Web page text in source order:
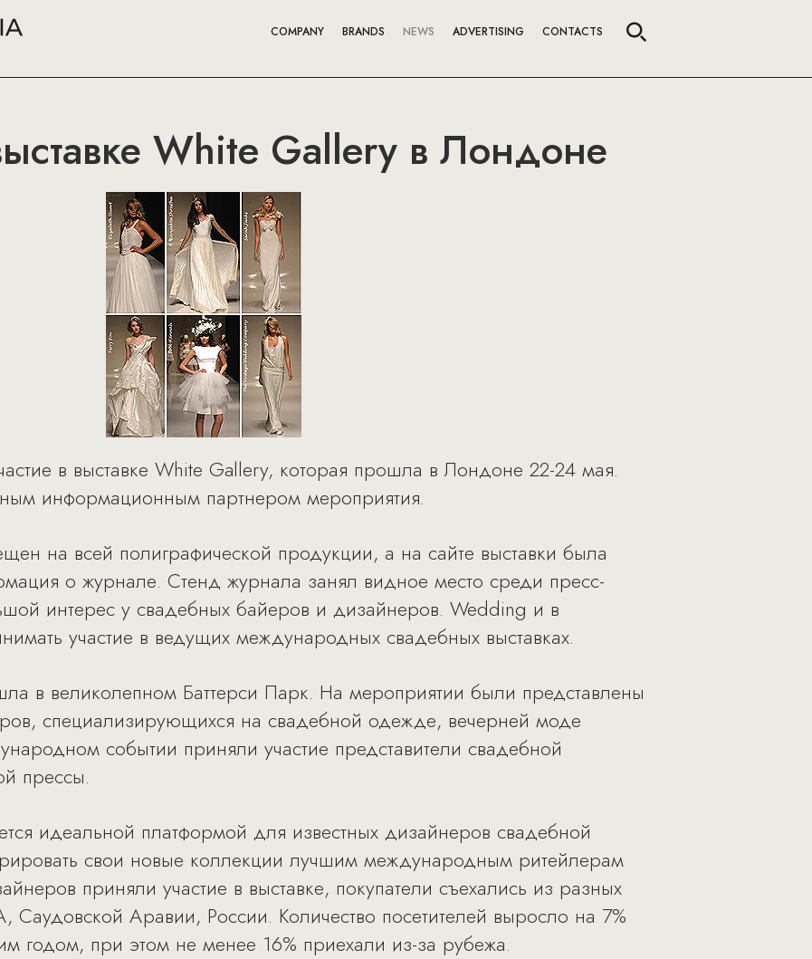
COMPANY BRANDS NEWS ADVERTISING CONTACTS
White Gallery в Лондоне
в выставке White Gallery, которая прошла в Лондоне 22-24 мая.
информационным партнером мероприятия.
на всей полиграфической продукции, а на сайте выставки была
о журнале. Стенд журнала занял видное место среди пресс-
интерес у свадебных байеров и дизайнеров. Wedding и в
участие в ведущих международных свадебных выставках.
в великолепном Баттерси Парк. На мероприятии были представлены
специализирующихся на свадебной одежде, вечерней моде
событии приняли участие представители свадебной
прессы.
идеальной платформой для известных дизайнеров свадебной
свои новые коллекции лучшим международным ритейлерам
приняли участие в выставке, покупатели съехались из разных
Аравии, России. Количество посетителей выросло на 7%
годом, при этом не менее 16% приехали из-за рубежа.